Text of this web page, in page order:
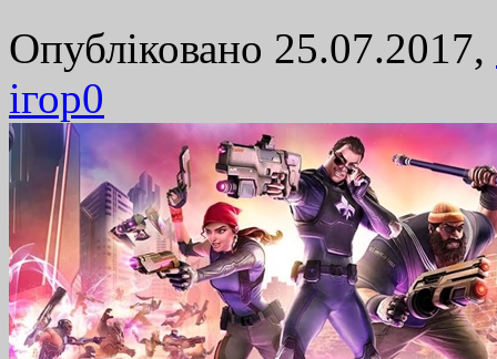
Опубліковано 25.07.2017,
ігор0